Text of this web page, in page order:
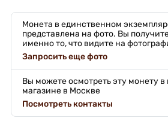
Монета в единственном
представлена на фото. Вы
именно то, что видите на
Запросить еще фото
Вы можете осмотреть эту монету
магазине в Москве
Посмотреть контакты